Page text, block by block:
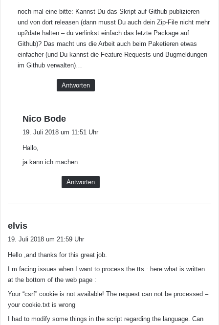
t
:
noch mal eine bitte: Kannst Du das Skript auf Github publizieren
und von dort releasen (dann musst Du auch dein Zip-File nicht mehr
up2date halten – du verlinkst einfach das letzte Package auf
Github)? Das macht uns die Arbeit auch beim Paketieren etwas
einfacher (und Du kannst die Feature-Requests und Bugmeldungen
im Github verwalten)…
Antworten
Nico Bode
:
19. Juli 2018 um 11:51 Uhr
Hallo,
ja kann ich machen
Antworten
elvis
t
:
19. Juli 2018 um 21:59 Uhr
Hello ,and thanks for this great job.
I m facing issues when I want to process the tts : here what is written
at the bottom of the web page :
Your “csrf” cookie is not available! The request can not be processed –
your cookie.txt is wrong
I had to modify some things in the script regarding the language. Can